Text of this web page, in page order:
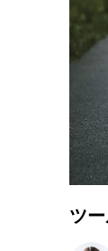
ツ